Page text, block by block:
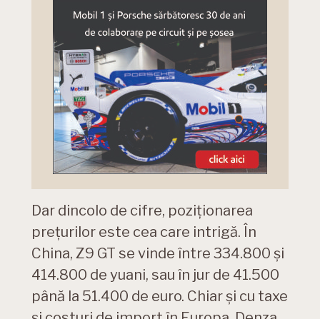
Dar dincolo de cifre, poziționarea
prețurilor este cea care intrigă. În
China, Z9 GT se vinde între 334.800 și
414.800 de yuani, sau în jur de 41.500
până la 51.400 de euro. Chiar și cu taxe